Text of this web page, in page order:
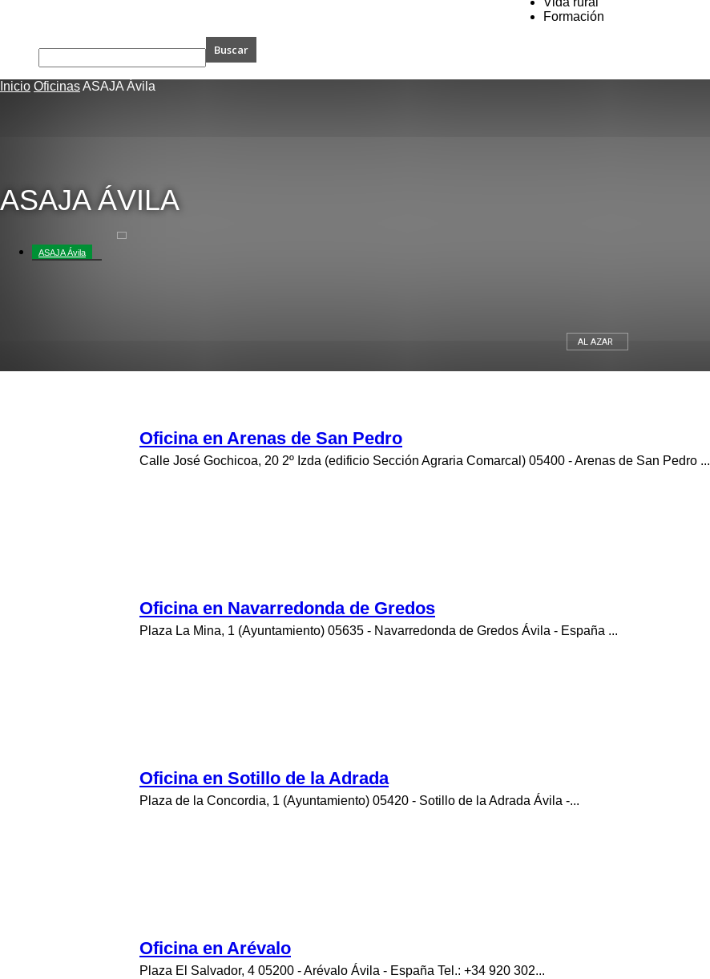
Castilla
Formación
Inicio OficinasASAJA Ávila
ASAJA ÁVILA
ASAJA Ávila
AL AZAR
Oficina en Arenas de San Pedro
Calle José Gochicoa, 20 2º Izda (edificio Sección Agraria Comarcal) 05400 - Arenas de San Pedro ...
Oficina en Navarredonda de Gredos
Plaza La Mina, 1 (Ayuntamiento) 05635 - Navarredonda de Gredos Ávila - España ...
Oficina en Sotillo de la Adrada
Plaza de la Concordia, 1 (Ayuntamiento) 05420 - Sotillo de la Adrada Ávila -...
Oficina en Arévalo
Plaza El Salvador, 4 05200 - Arévalo Ávila - España Tel.: +34 920 302...